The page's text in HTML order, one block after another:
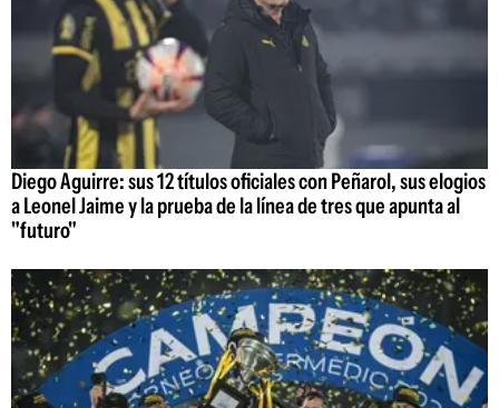
Diego Aguirre: sus 12 títulos oficiales con Peñarol, sus elogios
a Leonel Jaime y la prueba de la línea de tres que apunta al
"futuro"